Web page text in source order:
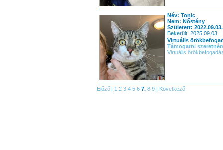
Név: Tonic
Nem: Nőstény
Született: 2022.09.03.
Bekerült: 2025.09.03.
Virtuális
Támogatni
Virtuális
Előző | 1 2 3 4 5 6 7. 8 9 | Következő